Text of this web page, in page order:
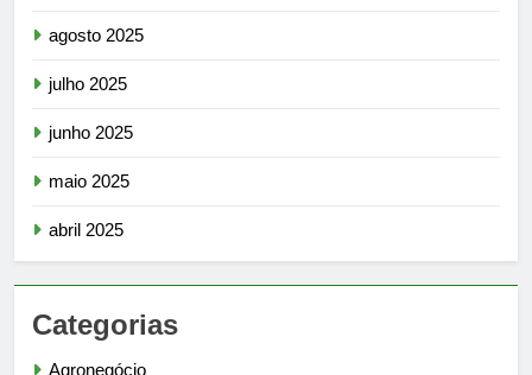
agosto 2025
julho 2025
junho 2025
maio 2025
abril 2025
Categorias
Agronegócio